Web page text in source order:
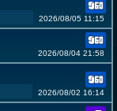
2026/08/05 11:15
2026/08/04 21:58
2026/08/02 16:14